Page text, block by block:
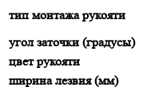
тип монтажа рукояти
угол заточки (градусы)
цвет рукояти
ширина лезвия (мм)